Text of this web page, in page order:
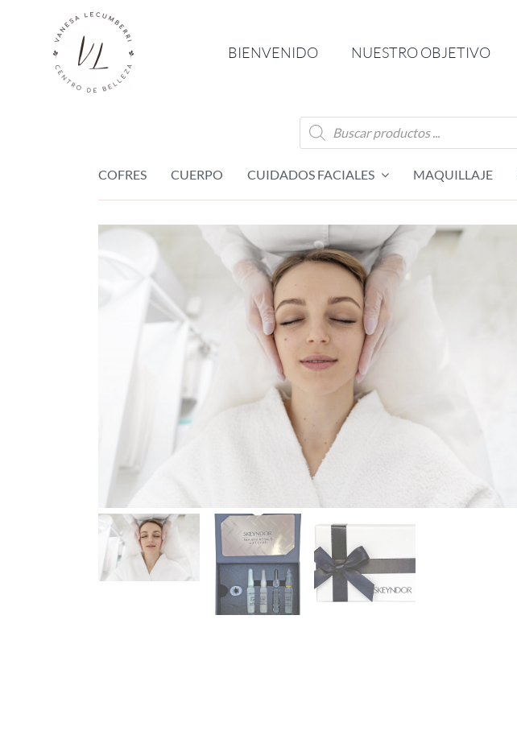
contenido
BIENVENIDO NUESTRO OBJETIVO
Búsqueda
de
COFRES CUERPO CUIDADOS FACIALES MAQUILLAJE